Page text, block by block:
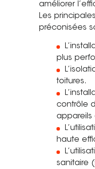
améliorer
Les
préconisées
plus
toitures.
contrôle
appareils
haute
sanitaire